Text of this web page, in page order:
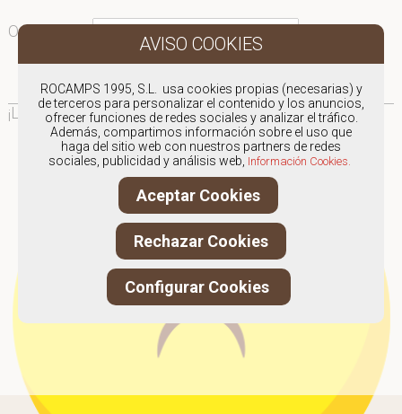
Ordenar por:
¡Ooops!
¡Lo sentimos!Parece que no hay nada por aquí...
ROCAMPS 1995, S.L. usa cookies propias (necesarias) y
de terceros para personalizar el contenido y los anuncios,
ofrecer funciones de redes sociales y analizar el tráfico.
Además, compartimos información sobre el uso que
haga del sitio web con nuestros partners de redes
sociales, publicidad y análisis web, Información Cookies.
Aceptar Cookies
Rechazar Cookies
Configurar Cookies